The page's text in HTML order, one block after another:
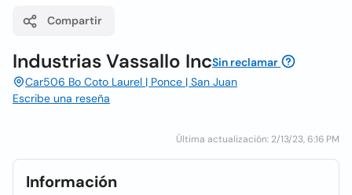
Compartir
Industrias Vassallo IncSin reclamar
Car506 Bo Coto Laurel | Ponce | San Juan
Escribe una reseña
Última actualización: 2/13/23, 6:16 PM
Información